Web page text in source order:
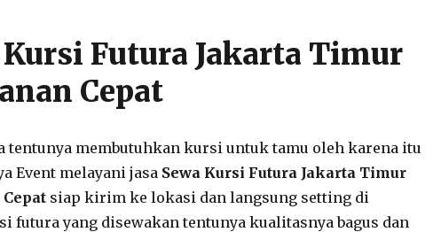
Kursi Futura Jakarta Timur
Cepat
tentunya membutuhkan kursi untuk tamu oleh karena itu
Event melayani jasa Sewa Kursi Futura Jakarta Timur
siap kirim ke lokasi dan langsung setting di
futura yang disewakan tentunya kualitasnya bagus dan